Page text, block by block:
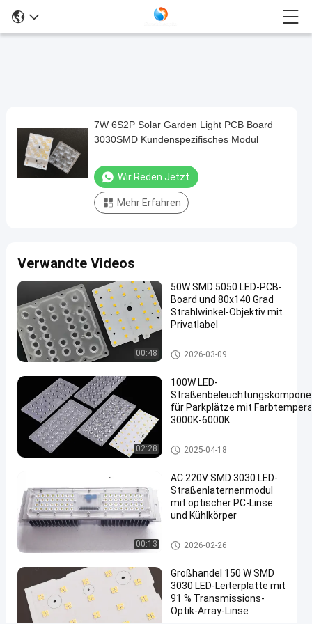
7W
6S2P
Solar
3030SMD
Kundenspezifisches
Modul
LED-
Straßenlaterne-
Modul
2024-
10-18
Ansichten
#
Straßenlaterne
führte Umbau
#
geführter
#
Geführt
7
1
2
7W 6S2P Solar Garden Light PCB Board
3030SMD Kundenspezifisches Modul
Wir Reden Jetzt.
Mehr Erfahren
Verwandte Videos
00:48
50W SMD 5050 LED-PCB-
Board und 80x140 Grad
Strahlwinkel-Objektiv mit
Privatlabel
LED-Straßenlaterne-Modul
2026-03-09
02:28
100W LED-
für Parkplätze mit
3000K-6000K
LED-Straßenlaterne-Komponenten
2025-04-18
00:13
AC 220V SMD 3030 LED-
Straßenlaternenmodul
mit optischer PC-Linse
und Kühlkörper
LED-Straßenlaterne-Komponen
ten
2026-02-26
Großhandel 150 W SMD
3030 LED-Leiterplatte mit
91 % Transmissions-
Optik-Array-Linse